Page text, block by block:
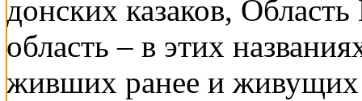
донских казаков,
область – в этих
живших ранее и живущих